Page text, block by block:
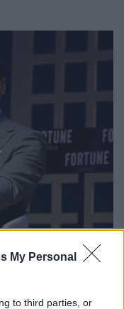
My Personal
to third parties, or
πρώτος τη νέα
Ελλάδας